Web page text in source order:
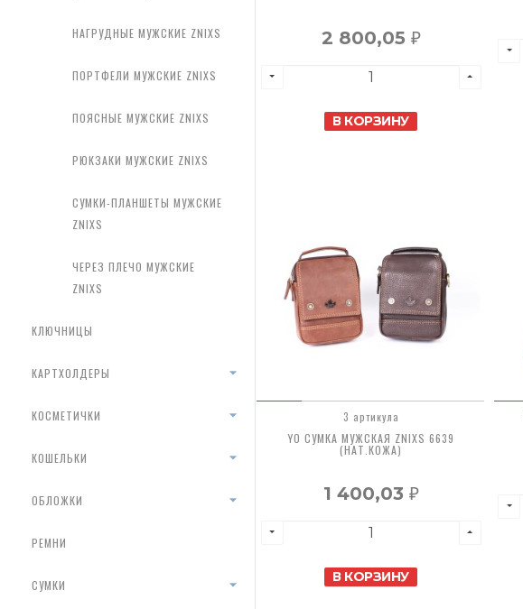
НАГРУДНЫЕ МУЖСКИЕ ZNIXS
ПОРТФЕЛИ МУЖСКИЕ ZNIXS
ПОЯСНЫЕ МУЖСКИЕ ZNIXS
РЮКЗАКИ МУЖСКИЕ ZNIXS
СУМКИ-ПЛАНШЕТЫ МУЖСКИЕ
ZNIXS
ЧЕРЕЗ ПЛЕЧО МУЖСКИЕ
ZNIXS
КЛЮЧНИЦЫ
КАРТХОЛДЕРЫ
КОСМЕТИЧКИ
КОШЕЛЬКИ
ОБЛОЖКИ
РЕМНИ
СУМКИ
2 800,05 ₽
В КОРЗИНУ
3 артикула
YO СУМКА МУЖСКАЯ ZNIXS 6639
(НАТ.КОЖА)
1 400,03 ₽
В КОРЗИНУ